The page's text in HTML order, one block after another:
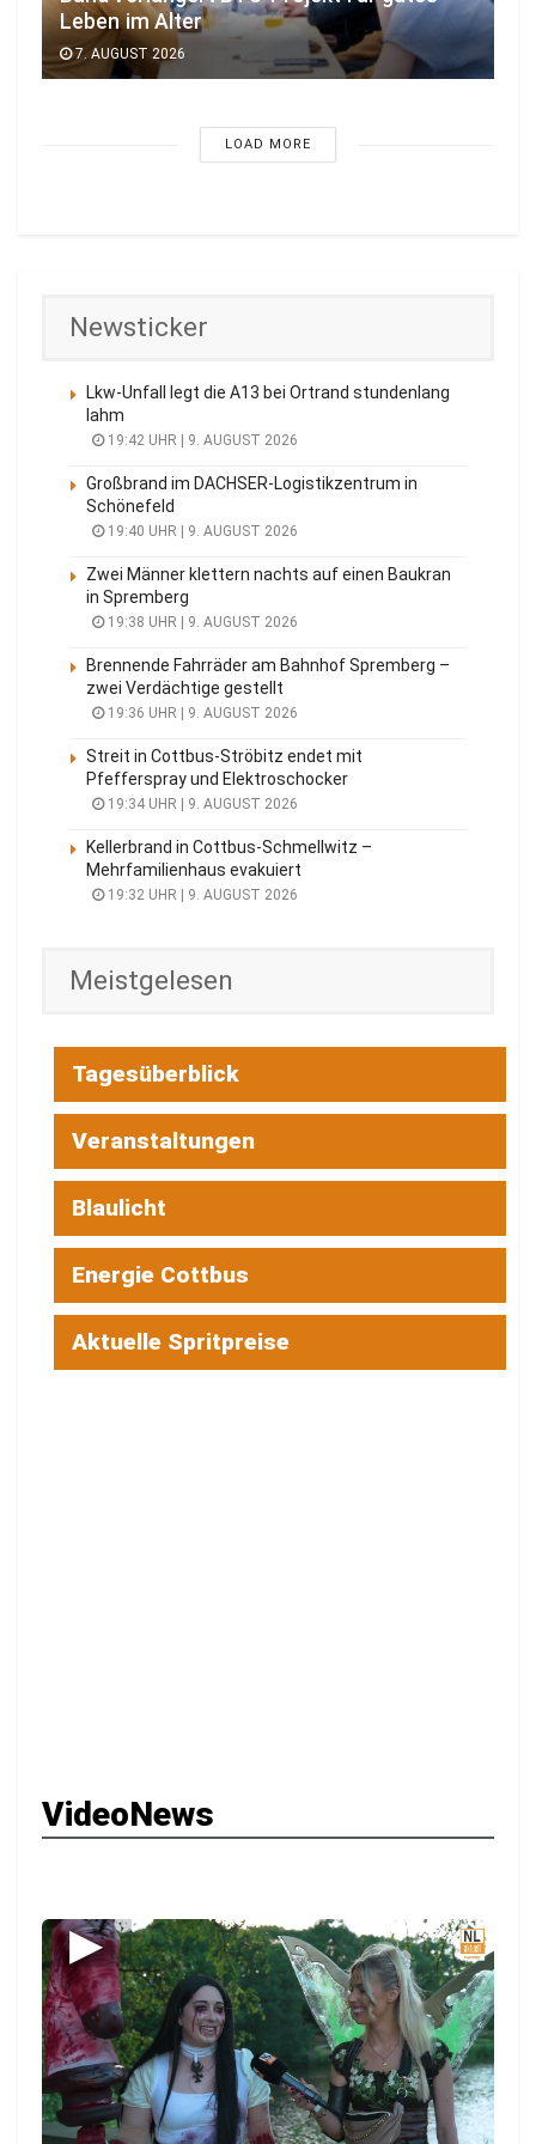
Leben im Alter
7. AUGUST 2026
LOAD MORE
Newsticker
Lkw-Unfall legt die A13 bei Ortrand stundenlang
lahm
19:42 UHR | 9. AUGUST 2026
Großbrand im DACHSER-Logistikzentrum in
Schönefeld
19:40 UHR | 9. AUGUST 2026
Zwei Männer klettern nachts auf einen Baukran
in Spremberg
19:38 UHR | 9. AUGUST 2026
Brennende Fahrräder am Bahnhof Spremberg –
zwei Verdächtige gestellt
19:36 UHR | 9. AUGUST 2026
Streit in Cottbus-Ströbitz endet mit
Pfefferspray und Elektroschocker
19:34 UHR | 9. AUGUST 2026
Kellerbrand in Cottbus-Schmellwitz –
Mehrfamilienhaus evakuiert
19:32 UHR | 9. AUGUST 2026
Meistgelesen
Tagesüberblick
Veranstaltungen
Blaulicht
Energie Cottbus
Aktuelle Spritpreise
VideoNews
▶